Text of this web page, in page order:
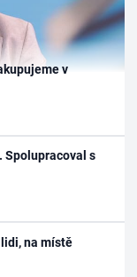
v
Spolupracoval s
na místě